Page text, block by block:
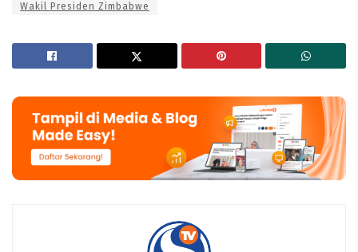
Wakil Presiden Zimbabwe